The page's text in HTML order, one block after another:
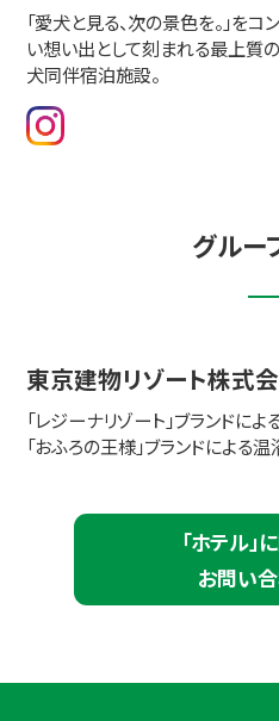
「愛犬と見る、次の景色を。」を
い想い出として刻まれる最上質
犬同伴宿泊施設。
グルー
東京建物リゾート株式
「レジーナリゾート」ブランドに
「おふろの王様」ブランドによる
「ホテル」
お問い